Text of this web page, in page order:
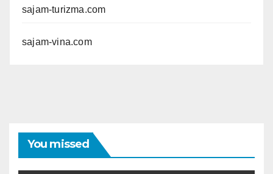
sajam-turizma.com
sajam-vina.com
You missed